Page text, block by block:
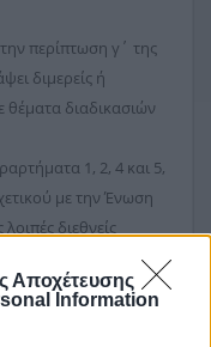
Αποχέτευσης
Information
περίπτωση γ΄ της
διμερείς ή
διαδικασιών
1, 2, 4 και 5,
με την Ένωση
διεθνείς
έργα, τα αγαθά, τις
των χωρών που